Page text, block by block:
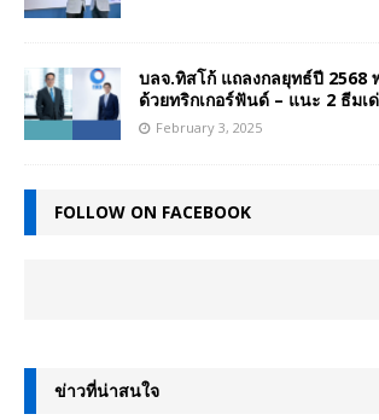
บลจ.ทิสโก้ แถลงกลยุทธ์ปี 2568
ด้วยทริกเกอร์ฟันด์ – แนะ 2 ธีมเ
February 3, 2025
FOLLOW ON FACEBOOK
ข่าวที่น่าสนใจ